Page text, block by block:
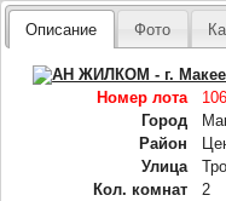
Описание Фото
Номер лота
Город
Район
Улица
Кол. комнат
2